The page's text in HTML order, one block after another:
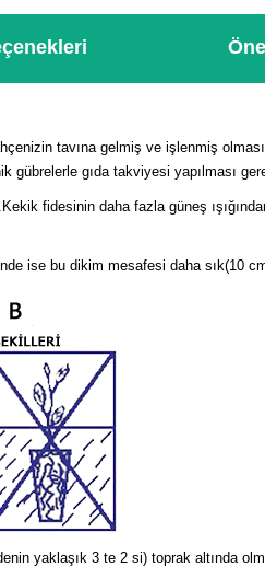
tavına gelmiş ve işlenmiş olması
gübrelerle gıda takviyesi yapılması
fidesinin daha fazla güneş
ise bu dikim mesafesi daha sık(10
yaklaşık 3 te 2 si) toprak altında